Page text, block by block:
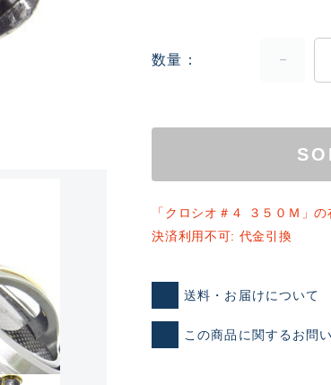
ランクとは？
新古品（メーカー問屋から
数量
「クロシオ＃４ ３５０Ｍ」
決済利用不可: 代金引換
送料・お届けについて
この商品に関するお問